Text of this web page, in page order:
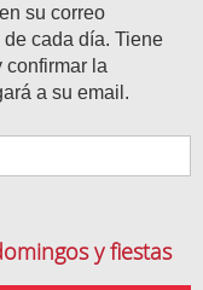
en su correo
cada día. Tiene
confirmar la
a su email.
y fiestas